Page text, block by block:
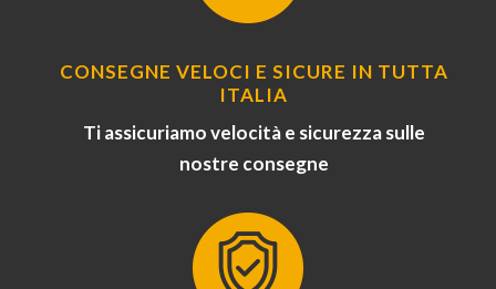
CONSEGNE VELOCI E SICURE IN TUTTA
ITALIA
Ti assicuriamo velocità e sicurezza sulle
nostre consegne